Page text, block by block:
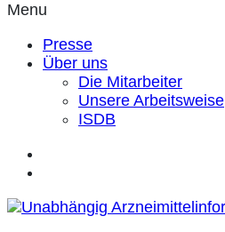
Menu
Presse
Über uns
Die Mitarbeiter
Unsere Arbeitsweise
ISDB